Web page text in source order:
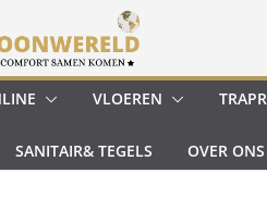
VLOEREN
SANITAIR& TEGELS OVER ONS